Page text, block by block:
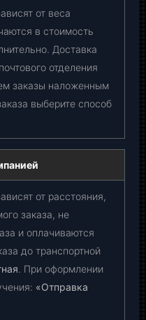
от веса
в стоимость
Доставка
отделения
заказы наложенным
выберите способ
от расстояния,
заказа, не
и оплачиваются
до транспортной
. При оформлении
«Отправка